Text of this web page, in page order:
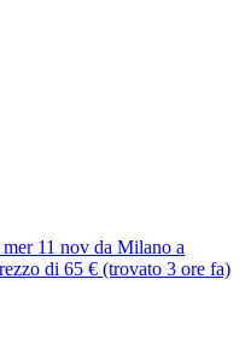
11 nov da Milano a
di 65 € (trovato 3 ore fa)